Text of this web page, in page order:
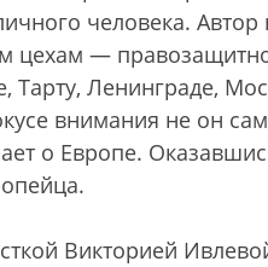
человека.
цехам —
Ленинграде,
внимания не он
о Европе.
Викторией